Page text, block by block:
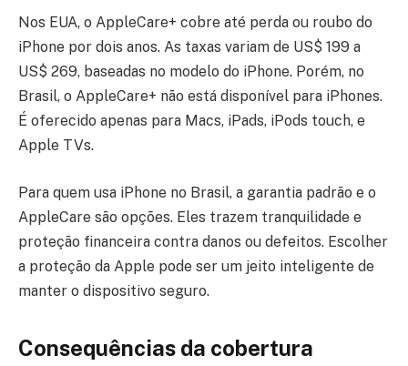
Nos EUA, o AppleCare+ cobre até perda ou roubo do
iPhone por dois anos. As taxas variam de US$ 199 a
US$ 269, baseadas no modelo do iPhone. Porém, no
Brasil, o AppleCare+ não está disponível para iPhones.
É oferecido apenas para Macs, iPads, iPods touch, e
Apple TVs.
Para quem usa iPhone no Brasil, a garantia padrão e o
AppleCare são opções. Eles trazem tranquilidade e
proteção financeira contra danos ou defeitos. Escolher
a proteção da Apple pode ser um jeito inteligente de
manter o dispositivo seguro.
Consequências da cobertura